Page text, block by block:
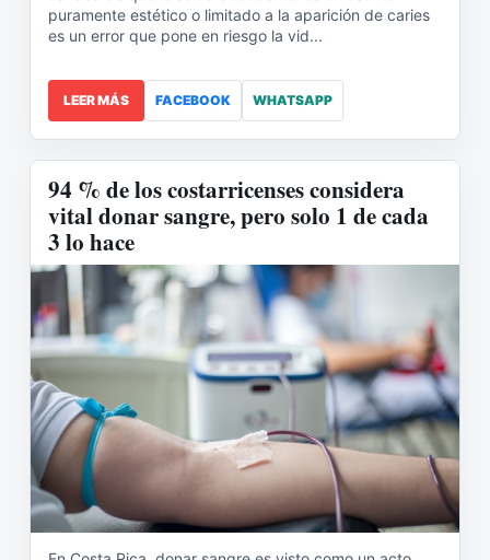
puramente estético o limitado a la aparición de caries
es un error que pone en riesgo la vid...
LEER MÁS FACEBOOK WHATSAPP
94 % de los costarricenses considera
vital donar sangre, pero solo 1 de cada
3 lo hace